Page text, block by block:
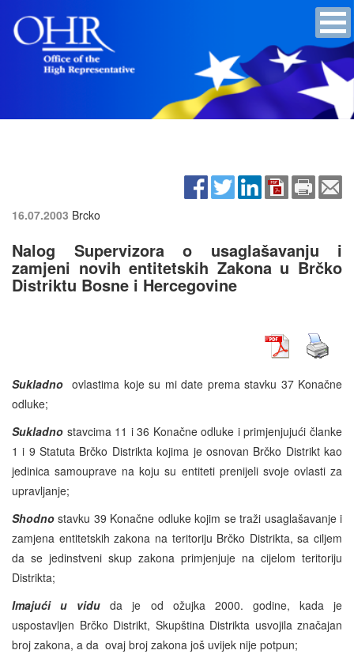
16.07.2003 Brcko
Nalog Supervizora o usaglašavanju i
zamjeni novih entitetskih Zakona u Brčko
Distriktu Bosne i Hercegovine
Sukladno ovlastima koje su mi date prema stavku 37 Konačne
odluke;
Sukladno stavcima 11 i 36 Konačne odluke i primjenjujući članke
1 i 9 Statuta Brčko Distrikta kojima je osnovan Brčko Distrikt kao
jedinica samouprave na koju su entiteti prenijeli svoje ovlasti za
upravljanje;
Shodno stavku 39 Konačne odluke kojim se traži usaglašavanje i
zamjena entitetskih zakona na teritoriju Brčko Distrikta, sa ciljem
da se jedinstveni skup zakona primjenjuje na cijelom teritoriju
Distrikta;
Imajući u vidu da je od ožujka 2000. godine, kada je
uspostavljen Brčko Distrikt, Skupština Distrikta usvojila značajan
broj zakona, a da ovaj broj zakona još uvijek nije potpun;